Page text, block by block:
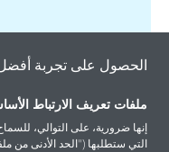
الحصول على تجربة
ملفات تعريف الارتباط
إنها ضرورية، على التوالي،
التي ستطلبها ("الحد الأدنى من